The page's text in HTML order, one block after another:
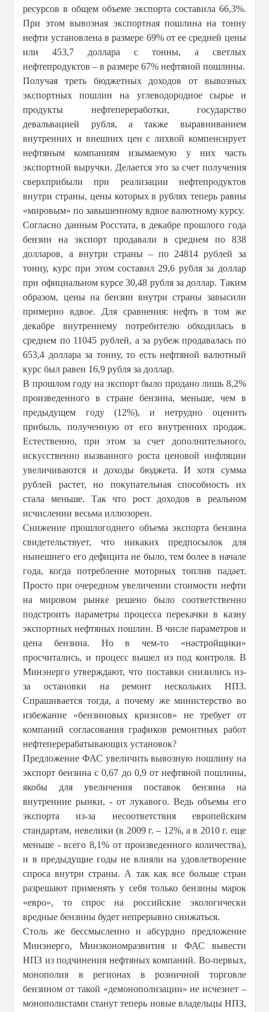
ресурсов в общем объеме экспорта составила 66,3%.
При этом вывозная экспортная пошлина на тонну
нефти установлена в размере 69% от ее средней цены
или 453,7 доллара с тонны, а светлых
нефтепродуктов – в размере 67% нефтяной пошлины.
Получая треть бюджетных доходов от вывозных
экспортных пошлин на углеводородное сырье и
продукты нефтепереработки, государство
девальвацией рубля, а также выравниванием
внутренних и внешних цен с лихвой компенсирует
нефтяным компаниям изымаемую у них часть
экспортной выручки. Делается это за счет получения
сверхприбыли при реализации нефтепродуктов
внутри страны, цены которых в рублях теперь равны
«мировым» по завышенному вдвое валютному курсу.
Согласно данным Росстата, в декабре прошлого года
бензин на экспорт продавали в среднем по 838
долларов, а внутри страны – по 24814 рублей за
тонну, курс при этом составил 29,6 рубля за доллар
при официальном курсе 30,48 рубля за доллар. Таким
образом, цены на бензин внутри страны завысили
примерно вдвое. Для сравнения: нефть в том же
декабре внутреннему потребителю обходилась в
среднем по 11045 рублей, а за рубеж продавалась по
653,4 доллара за тонну, то есть нефтяной валютный
курс был равен 16,9 рубля за доллар.
В прошлом году на экспорт было продано лишь 8,2%
произведенного в стране бензина, меньше, чем в
предыдущем году (12%), и нетрудно оценить
прибыль, полученную от его внутренних продаж.
Естественно, при этом за счет дополнительного,
искусственно вызванного роста ценовой инфляции
увеличиваются и доходы бюджета. И хотя сумма
рублей растет, но покупательная способность их
стала меньше. Так что рост доходов в реальном
исчислении весьма иллюзорен.
Снижение прошлогоднего объема экспорта бензина
свидетельствует, что никаких предпосылок для
нынешнего его дефицита не было, тем более в начале
года, когда потребление моторных топлив падает.
Просто при очередном увеличении стоимости нефти
на мировом рынке решено было соответственно
подстроить параметры процесса перекачки в казну
экспортных нефтяных пошлин. В числе параметров и
цена бензина. Но в чем-то «настройщики»
просчитались, и процесс вышел из под контроля. В
Минэнерго утверждают, что поставки снизились из-
за остановки на ремонт нескольких НПЗ.
Спрашивается тогда, а почему же министерство во
избежание «бензиновых кризисов» не требует от
компаний согласования графиков ремонтных работ
нефтеперерабатывающих установок?
Предложение ФАС увеличить вывозную пошлину на
экспорт бензина с 0,67 до 0,9 от нефтяной пошлины,
якобы для увеличения поставок бензина на
внутренние рынки, - от лукавого. Ведь объемы его
экспорта из-за несоответствия европейским
стандартам, невелики (в 2009 г. – 12%, а в 2010 г. еще
меньше - всего 8,1% от произведенного количества),
и в предыдущие годы не влияли на удовлетворение
спроса внутри страны. А так как все больше стран
разрешают применять у себя только бензины марок
«евро», то спрос на российские экологически
вредные бензины будет непрерывно снижаться.
Столь же бессмысленно и абсурдно предложение
Минэнерго, Минэкономразвития и ФАС вывести
НПЗ из подчинения нефтяных компаний. Во-первых,
монополия в регионах в розничной торговле
бензином от такой «демонополизации» не исчезнет –
монополистами станут теперь новые владельцы НПЗ,